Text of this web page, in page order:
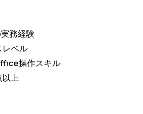
務経験
レベル
操作スキル
上